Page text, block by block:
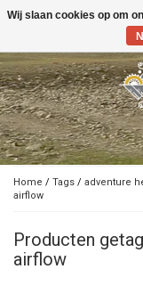
Toggle
Home / Tags / adventure
airflow
Producten
airflow
Wij slaan cookies op om